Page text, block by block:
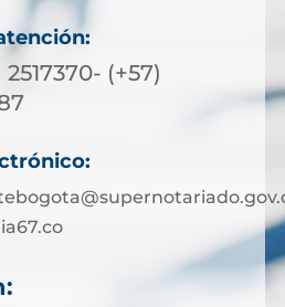
2517370- (+57)